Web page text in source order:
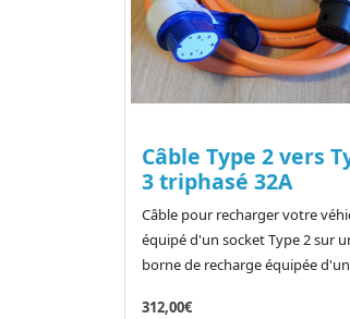
Câble Type 2 vers
3 triphasé 32A
Câble pour recharger votre
équipé d'un socket Type 2 sur
borne de recharge équipée
312,00€